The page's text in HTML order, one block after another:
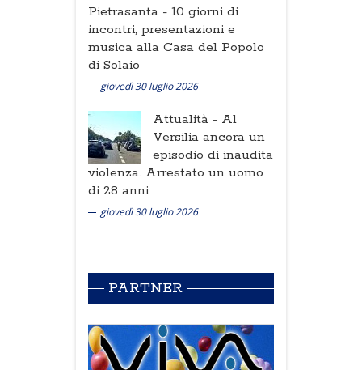
Pietrasanta - 10 giorni di
incontri, presentazioni e
musica alla Casa del Popolo
di Solaio
giovedì 30 luglio 2026
Attualità - Al
Versilia ancora un
episodio di inaudita
violenza. Arrestato un uomo
di 28 anni
giovedì 30 luglio 2026
PARTNER